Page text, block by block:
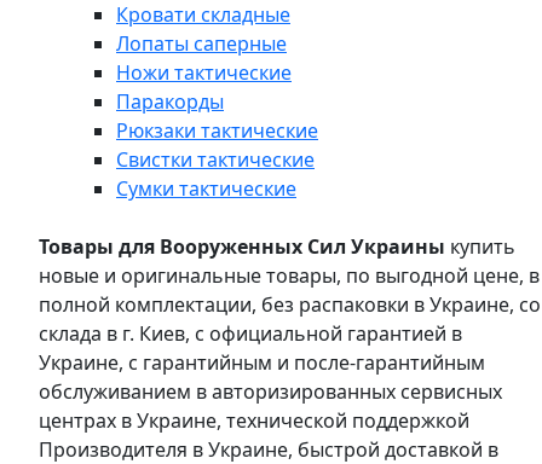
Кровати складные
Лопаты саперные
Ножи тактические
Паракорды
Рюкзаки тактические
Свистки тактические
Сумки тактические
Товары для Вооруженных Сил Украины купить
новые и оригинальные товары, по выгодной цене, в
полной комплектации, без распаковки в Украине, со
склада в г. Киев, с официальной гарантией в
Украине, с гарантийным и после-гарантийным
обслуживанием в авторизированных сервисных
центрах в Украине, технической поддержкой
Производителя в Украине, быстрой доставкой в